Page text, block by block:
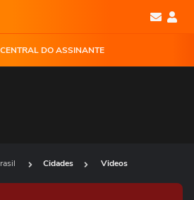
CENTRAL DO ASSINANTE
Cidades Videos